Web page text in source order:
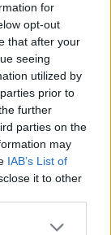
for
opt-out
that after your
seeing
utilized by
prior to
further
parties on the
may
IAB’s List of
it to other
more Google
Ευρώπη έχει
Μέτε
να
τόνισε
υπολογίζει
ισχυρό
στο
καλείται